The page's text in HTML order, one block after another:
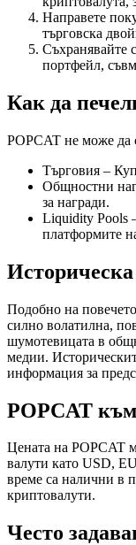
Направете
търговска
Съхранявайте
портфейл,
Как да
POPCAT не може да
Търговия –
Общностни
за награди.
Liquidity Pools
платформите
Подобно на
силно волатилна,
шумотевицата в
медии.
информация за
POPCAT
Цената на POPCAT
валути като USD,
време са налични в
криптовалути.
Често